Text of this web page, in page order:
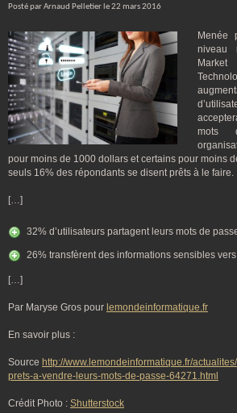
Posté par Arnaud Pelletier le 22 mars 2016
Menée
niveau
mots
pour moins de 1000 dollars et certains pour moins
seuls 16% des répondants se disent prêts à le faire.
[…]
32% d’utilisateurs partagent leurs mots de
26% transfèrent des informations sensibles
[…]
Par Maryse Gros pour lemondeinformatique.fr
En savoir plus :
Source http://www.lemondeinformatique.fr/
prets-a-vendre-leurs-mots-de-passe-64271.html
Crédit Photo : Shutterstock